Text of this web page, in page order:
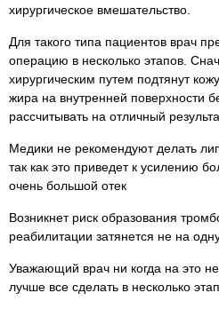
хирургическое вмешательство.
Для такого типа пациентов врач
операцию в несколько этапов.
хирургическим путем подтянут
жира на внутренней поверхности
рассчитывать на отличный
Медики не рекомендуют делать
так как это приведет к усилению
очень большой отек
Возникнет риск образования
реабилитации затянется не на
Уважающий врач ни когда на это
лучше все сделать в несколько